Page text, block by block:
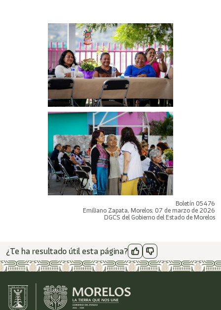
Boletín 05476
Emiliano Zapata, Morelos; 07 de marzo de 2026
DGCS del Gobierno del Estado de Morelos
¿Te ha resultado útil esta página?